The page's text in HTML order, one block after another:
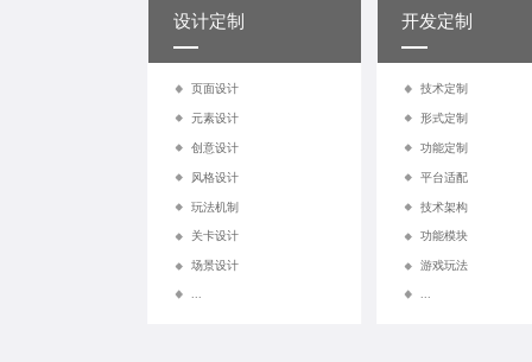
设计定制
页面设计
元素设计
创意设计
风格设计
玩法机制
关卡设计
场景设计
...
开发定制
技术定制
形式定制
功能定制
平台适配
技术架构
功能模块
游戏玩法
...